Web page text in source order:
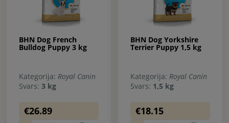
BHN Dog French
Bulldog Puppy 3 kg
Kategorija: Royal Canin
Svars: 3 kg
€26.89
BHN Dog Yorkshire
Terrier Puppy 1,5 kg
Kategorija: Royal Canin
Svars: 1,5 kg
€18.15